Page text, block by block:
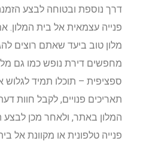
דרך נוספת ובטוחה לבצע הזמנה
פנייה עצמאית אל בית המלון.
מלון טוב ביעד שאתם רוצים
מחפשים דירת נופש כמו גם
ספציפית – תוכלו תמיד לגלוש
תאריכים פנויים, לקבל חוות
המלון באתר, ולאחר מכן לבצע
פנייה טלפונית או מקוונת אל בית